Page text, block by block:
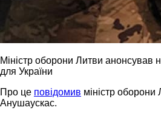
Міністр оборони Литви анонсував
для України
Про це повідомив міністр оборони
Анушаускас.